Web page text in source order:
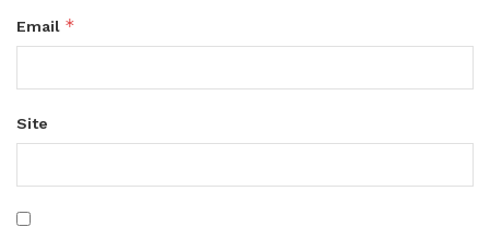
Email *
Site